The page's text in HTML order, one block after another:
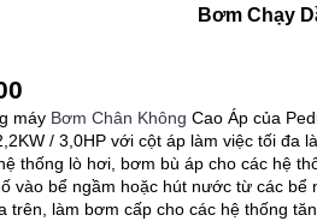
Bơm Chạy
máy Bơm Chân Không Cao Áp của
/ 3,0HP với cột áp làm việc tối
thống lò hơi, bơm bù áp cho các hệ
bể ngầm hoặc hút nước từ các
làm bơm cấp cho các hệ thống